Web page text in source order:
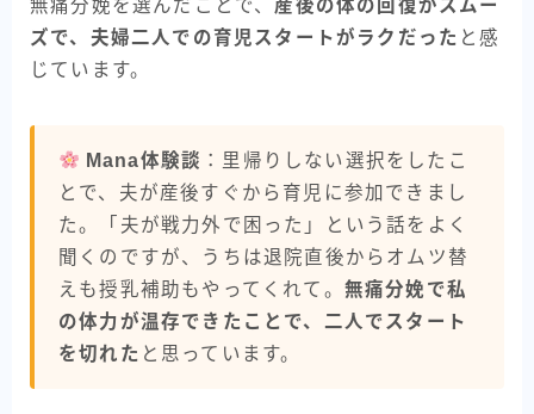
無痛分娩を選んだことで、 産後の体の回復がスムー
ズで、夫婦二人での育児スタートがラクだった と感
じています。
Mana体験談 ：里帰りしない選択をしたこ
とで、夫が産後すぐから育児に参加できまし
た。「夫が戦力外で困った」という話をよく
聞くのですが、うちは退院直後からオムツ替
えも授乳補助もやってくれて。 無痛分娩で私
の体力が温存できたことで、二人でスタート
を切れた と思っています。